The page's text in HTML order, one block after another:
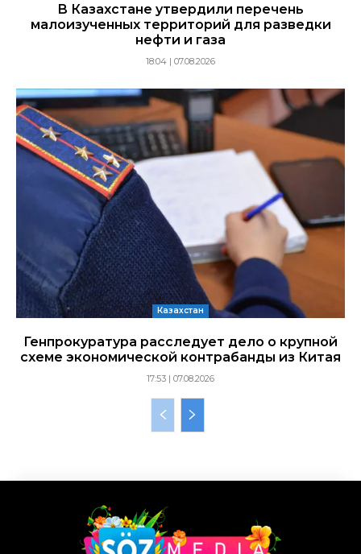
В Казахстане утвердили перечень
малоизученных территорий для разведки
нефти и газа
18:04 | 07.08.2026
Казахстан
Генпрокуратура расследует дело о крупной
схеме экономической контрабанды из Китая
17:53 | 07.08.2026